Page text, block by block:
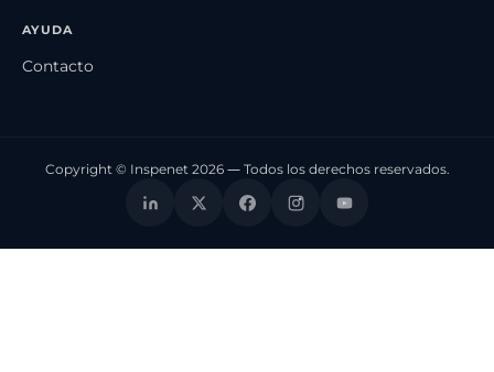
AYUDA
Contacto
Copyright © Inspenet 2026 — Todos los derechos reservados.